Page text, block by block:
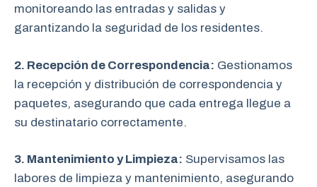
monitoreando las entradas y salidas y
garantizando la seguridad de los residentes.
2. Recepción de Correspondencia: Gestionamos
la recepción y distribución de correspondencia y
paquetes, asegurando que cada entrega llegue a
su destinatario correctamente.
3. Mantenimiento y Limpieza: Supervisamos las
labores de limpieza y mantenimiento, asegurando